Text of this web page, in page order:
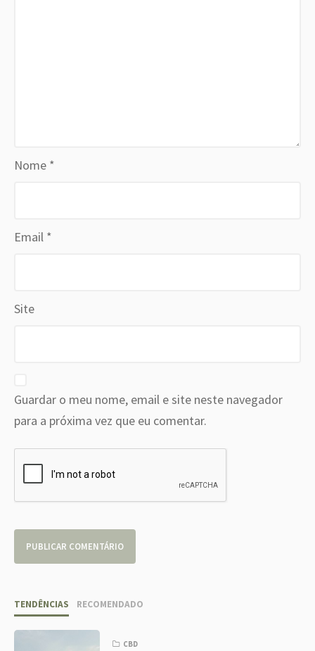
Nome *
Email *
Site
Guardar o meu nome, email e site neste navegador
para a próxima vez que eu comentar.
TENDÊNCIAS RECOMENDADO
CBD